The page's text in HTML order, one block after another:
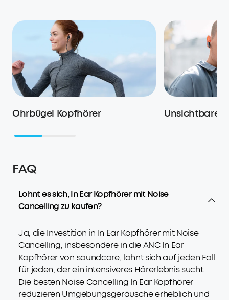
Ohrbügel Kopfhörer Unsichtbare
FAQ
Lohnt es sich, In Ear Kopfhörer mit Noise
Cancelling zu kaufen?
Ja, die Investition in In Ear Kopfhörer mit Noise
Cancelling, insbesondere in die ANC In Ear
Kopfhörer von soundcore, lohnt sich auf jeden Fall
für jeden, der ein intensiveres Hörerlebnis sucht.
Die besten Noise Cancelling In Ear Kopfhörer
reduzieren Umgebungsgeräusche erheblich und